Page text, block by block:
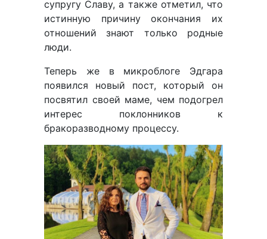
супругу Славу, а также отметил, что
истинную причину окончания их
отношений знают только родные
люди.
Теперь же в микроблоге Эдгара
появился новый пост, который он
посвятил своей маме, чем подогрел
интерес поклонников к
бракоразводному процессу.